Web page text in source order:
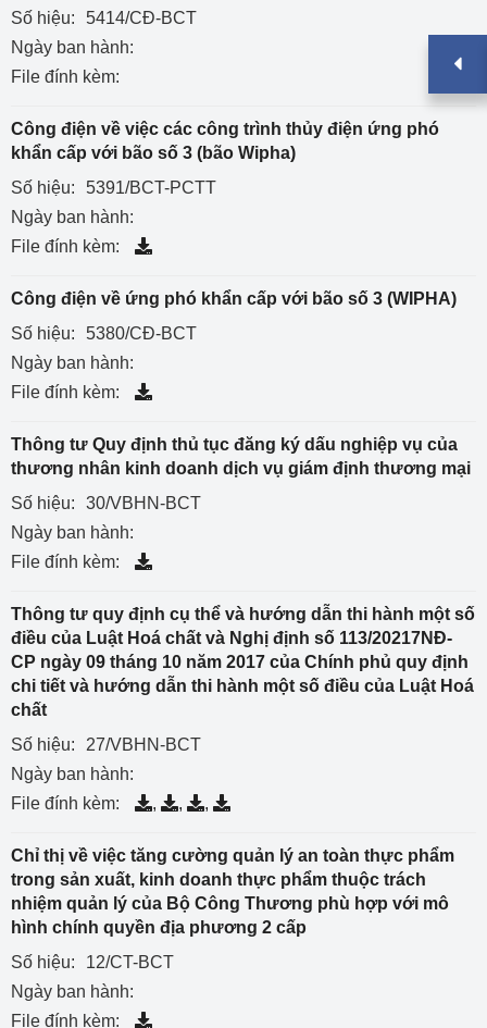
Số hiệu:
5414/CĐ-BCT
Ngày ban hành:
File đính kèm:
Công điện về việc các công trình thủy điện ứng phó
khẩn cấp với bão số 3 (bão Wipha)
Số hiệu:
5391/BCT-PCTT
Ngày ban hành:
File đính kèm:
Công điện về ứng phó khẩn cấp với bão số 3 (WIPHA)
Số hiệu:
5380/CĐ-BCT
Ngày ban hành:
File đính kèm:
Thông tư Quy định thủ tục đăng ký dấu nghiệp vụ của
thương nhân kinh doanh dịch vụ giám định thương mại
Số hiệu:
30/VBHN-BCT
Ngày ban hành:
File đính kèm:
Thông tư quy định cụ thể và hướng dẫn thi hành một số
điều của Luật Hoá chất và Nghị định số 113/20217NĐ-
CP ngày 09 tháng 10 năm 2017 của Chính phủ quy định
chi tiết và hướng dẫn thi hành một số điều của Luật Hoá
chất
Số hiệu:
27/VBHN-BCT
Ngày ban hành:
File đính kèm:
, , ,
Chỉ thị về việc tăng cường quản lý an toàn thực phẩm
trong sản xuất, kinh doanh thực phẩm thuộc trách
nhiệm quản lý của Bộ Công Thương phù hợp với mô
hình chính quyền địa phương 2 cấp
Số hiệu:
12/CT-BCT
Ngày ban hành:
File đính kèm: